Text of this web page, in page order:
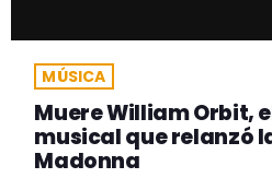
MÚSICA
Muere William Orbit,
musical que relanzó
Madonna